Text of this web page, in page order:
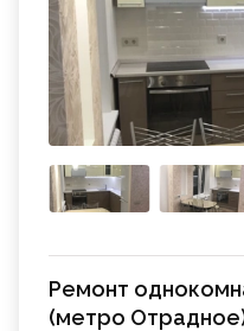
Ремонт
(метро